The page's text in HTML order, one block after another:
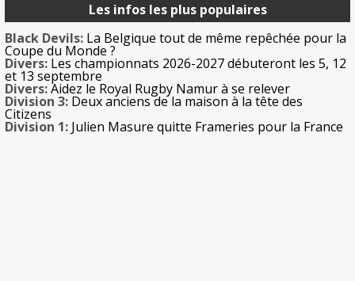
Les infos les plus populaires
Black Devils: La Belgique tout de même repêchée pour la
Coupe du Monde ?
Divers: Les championnats 2026-2027 débuteront les 5, 12
et 13 septembre
Divers:Aidez le Royal Rugby Namur à se relever
Division 3: Deux anciens de la maison à la tête des
Citizens
Division 1: Julien Masure quitte Frameries pour la France